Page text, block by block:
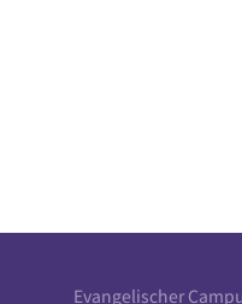
Evangelischer